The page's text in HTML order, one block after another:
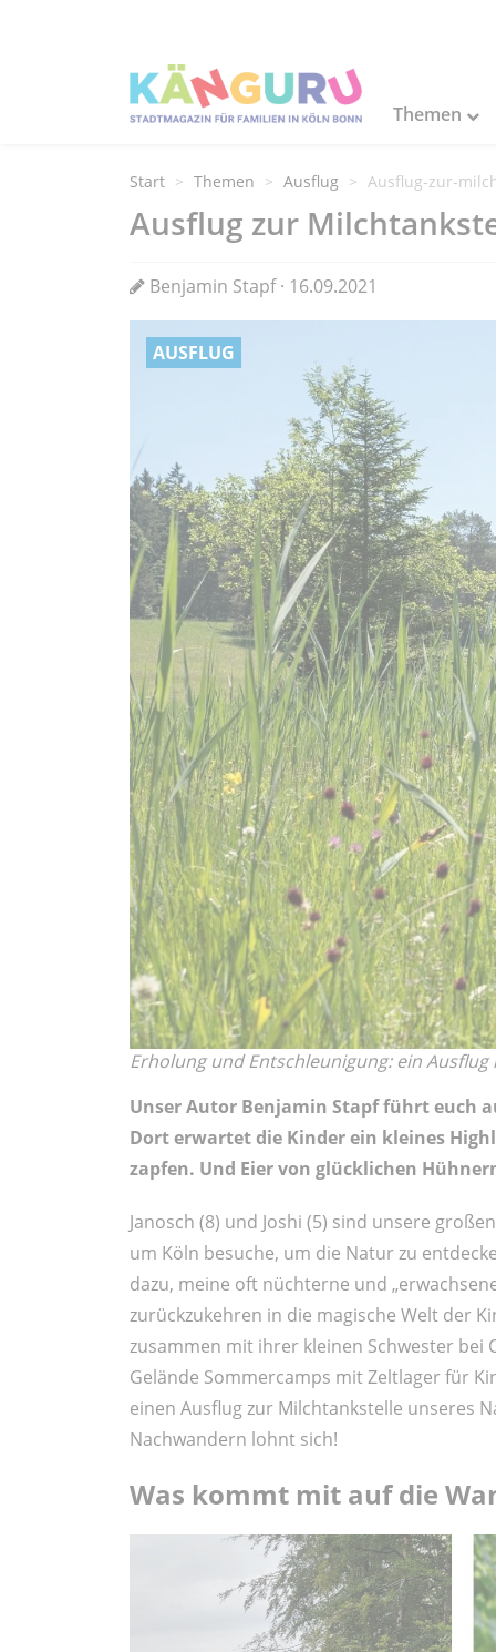
Themen
Start Themen Ausflug Ausflug-zur-
Ausflug zur
Benjamin Stapf · 16.09.2021
AUSFLUG
Erholung und Entschleunigung: ein
Unser Autor Benjamin Stapf führt euch
Dort erwartet die Kinder ein kleines
zapfen. Und Eier von glücklichen
Janosch (8) und Joshi (5) sind unsere
um Köln besuche, um die Natur zu
dazu, meine oft nüchterne und
zurückzukehren in die magische Welt der
zusammen mit ihrer kleinen Schwester bei
Gelände Sommercamps mit Zeltlager für
einen Ausflug zur Milchtankstelle unseres
Nachwandern lohnt sich!
Was kommt mit auf die